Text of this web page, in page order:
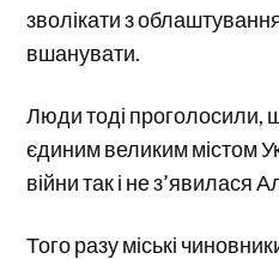
зволікати з
вшанувати.
Люди тоді проголосили,
єдиним великим містом
війни так і не з’явилася
Того разу міські